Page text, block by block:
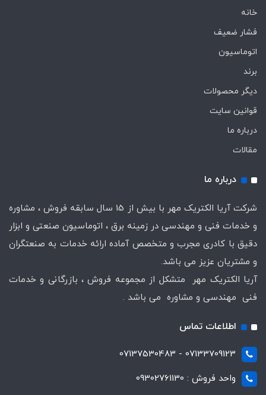
خانه
فشار ضعیف
اتوماسیون
برند
دیگر محصولات
قوانین سایت
درباره ما
مقالات
درباره ما
شرکت آریا الکتریک مهر با بیش از 15 سال سابقه فروش ، مشاوره
و خدمات فنی و مهندسی در زمینه برق ، اتوماسیون صنعتی و ابزار
دقیق با کادری مجرب و متخصص آماده ارائه خدمات به صنعتگران
و مشتریان عزیز می باشد.
آریا الکتریک مهر متشکل از مجموعه فروش ، بازرگانی و خدمات
فنی مهندسی و مشاوره می باشد .
اطلاعات تماس
07133709123 - 07137530483
واحد فروش : 09302761130